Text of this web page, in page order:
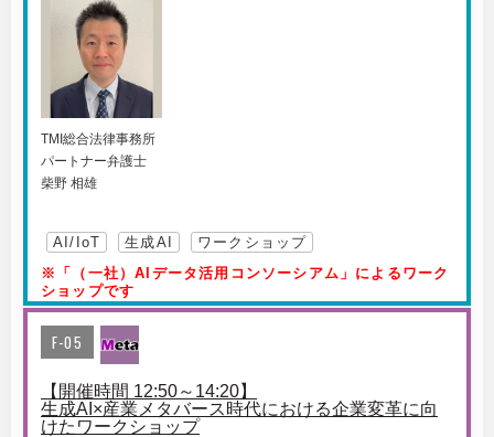
TMI総合法律事務所
パートナー弁護士
柴野 相雄
AI/IoT 生成AI
ワークショップ
※「（一社）AIデータ活用コンソーシアム」によるワーク
ショップです
F-05
【開催時間 12:50～14:20】
生成AI×産業メタバース時代における企業変革に向
けたワークショップ